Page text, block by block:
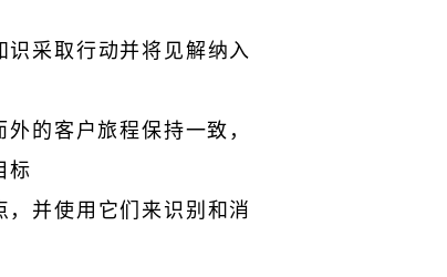
采取行动并将见解纳入
的客户旅程保持一致，
标
并使用它们来识别和消